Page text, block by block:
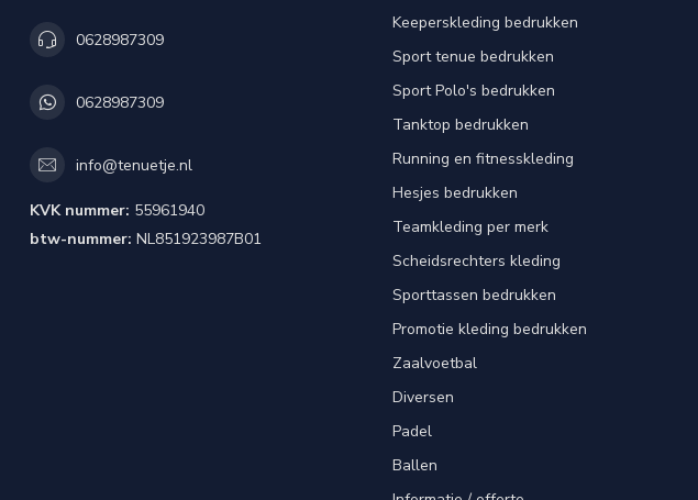
0628987309
0628987309
info@tenuetje.nl
KVK nummer: 55961940
btw-nummer: NL851923987B01
Keeperskleding bedrukken
Sport tenue bedrukken
Sport Polo's bedrukken
Tanktop bedrukken
Running en fitnesskleding
Hesjes bedrukken
Teamkleding per merk
Scheidsrechters kleding
Sporttassen bedrukken
Promotie kleding bedrukken
Zaalvoetbal
Diversen
Padel
Ballen